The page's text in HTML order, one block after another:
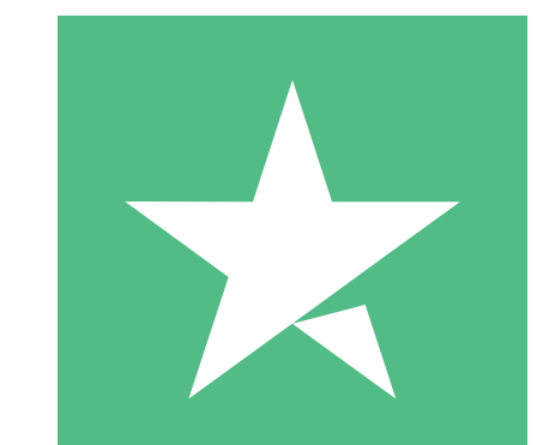
Pacchetti di Crediti Individuali
Paga a consumo con crediti di download. Nessun impegno
1 Download
10